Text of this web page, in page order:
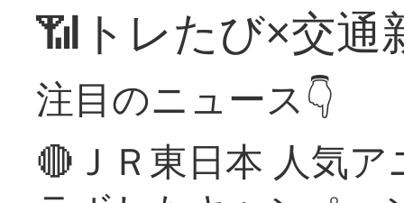
📶トレたび×交通
注目のニュース👇
🔴ＪＲ東日本 人気